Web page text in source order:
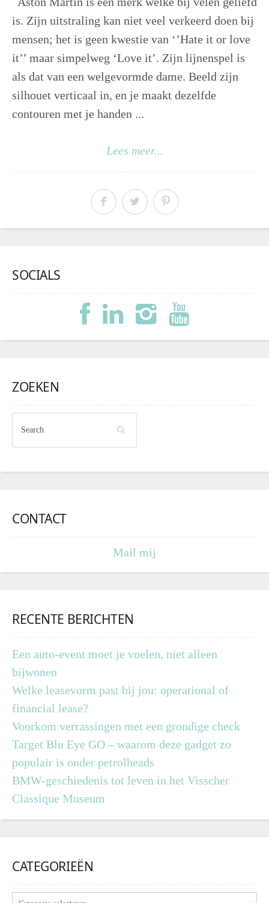
is. Zijn uitstraling kan niet veel verkeerd doen bij
mensen; het is geen kwestie van ‘’Hate it or love
it’’ maar simpelweg ‘Love it’. Zijn lijnenspel is
als dat van een welgevormde dame. Beeld zijn
silhouet verticaal in, en je maakt dezelfde
contouren met je handen ...
Lees meer...
SOCIALS
ZOEKEN
CONTACT
Mail mij
RECENTE BERICHTEN
Een auto-event moet je voelen, niet alleen
bijwonen
Welke leasevorm past bij jou: operational of
financial lease?
Voorkom verrassingen met een grondige check
Target Blu Eye GO – waarom deze gadget zo
populair is onder petrolheads
BMW-geschiedenis tot leven in het Visscher
Classique Museum
CATEGORIEËN